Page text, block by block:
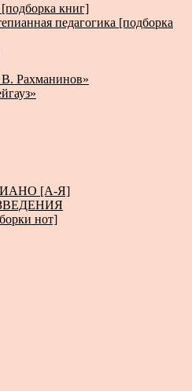
книг]
педагогика [подборка
Рахманинов»
[А-Я]
нот]